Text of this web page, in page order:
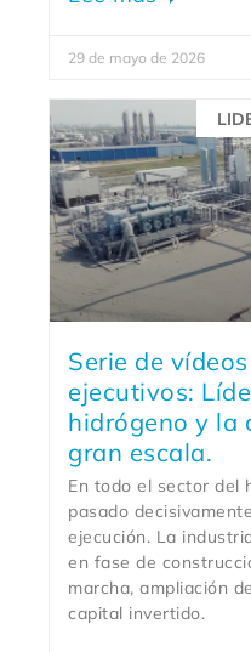
29 de mayo de 2026
Serie de
ejecutivos:
hidrógeno y la
gran escala.
En todo el sector del
pasado
ejecución. La
en fase de
marcha, ampliación
capital invertido.